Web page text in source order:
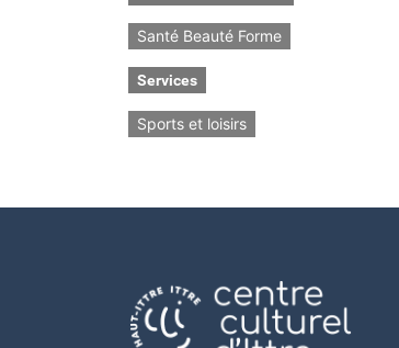
Santé Beauté Forme
Services
Sports et loisirs